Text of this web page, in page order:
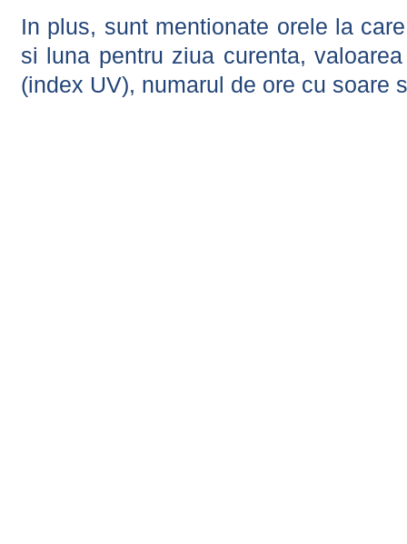
In plus, sunt mentionate orele la
si luna pentru ziua curenta,
(index UV), numarul de ore cu soare